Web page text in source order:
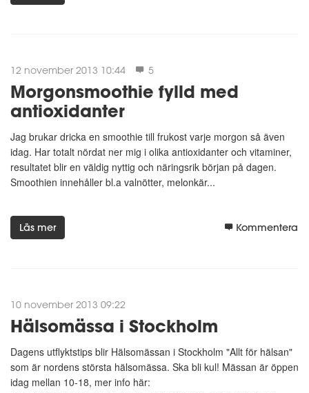
12 november 2013 10:44 5
Morgonsmoothie fylld med
antioxidanter
Jag brukar dricka en smoothie till frukost varje morgon så även
idag. Har totalt nördat ner mig i olika antioxidanter och vitaminer,
resultatet blir en väldig nyttig och näringsrik början på dagen.
Smoothien innehåller bl.a valnötter, melonkär...
Läs mer Kommentera
10 november 2013 09:22
Hälsomässa i Stockholm
Dagens utflyktstips blir Hälsomässan i Stockholm "Allt för hälsan"
som är nordens största hälsomässa. Ska bli kul! Mässan är öppen
idag mellan 10-18, mer info här: